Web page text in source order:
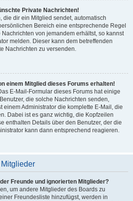
Private Nachrichten!
die dir ein Mitglied sendet, automatisch
Bereich eine entsprechende Regel
von jemandem erhältst, so kannst
melden. Dieser kann dem betreffenden
Nachrichten zu versenden.
einem Mitglied dieses Forums erhalten!
E-Mail-Formular dieses Forums hat einige
die solche Nachrichten senden,
einem Administrator die komplette E-Mail, die
Dabei ist es ganz wichtig, die Kopfzeilen
enthalten Details über den Benutzer, der die
kann dann entsprechend reagieren.
Freunde und ignorierten Mitglieder?
um andere Mitglieder des Boards zu
Freundesliste hinzufügst, werden in